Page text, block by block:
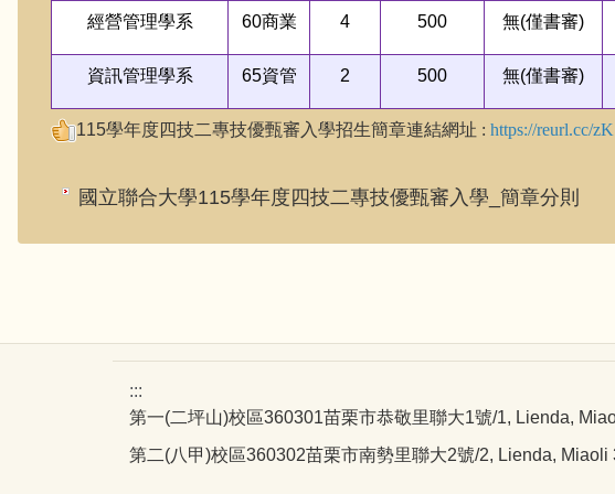
經營管理學系 60商業 4 500 無(僅書審)
資訊管理學系 65資管 2 500 無(僅書審)
115學年度四技二專技優甄審入學招生簡章連結網址 : https://reurl.cc/
國立聯合大學115學年度四技二專技優甄審入學_簡章分則
:::
第一(二坪山)校區360301苗栗市恭敬里聯大1號/1, Lienda,
第二(八甲)校區360302苗栗市南勢里聯大2號/2, Lienda, Miaoli